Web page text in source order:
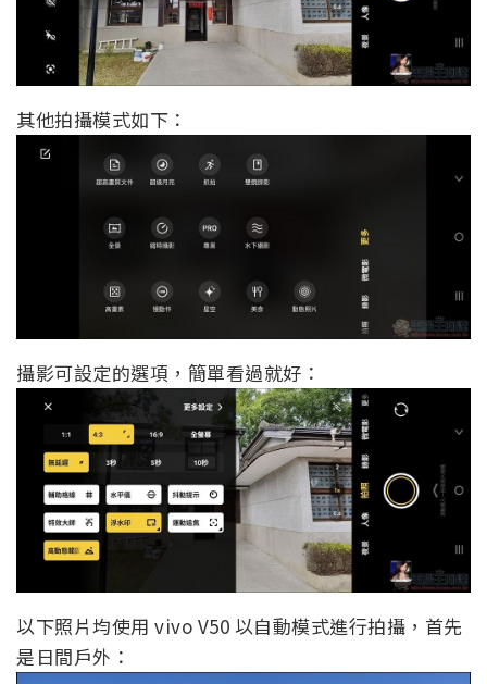
其他拍攝模式如下：
攝影可設定的選項，簡單看過就好：
以下照片均使用 vivo V50 以自動模式進行拍攝，首先
是日間戶外：